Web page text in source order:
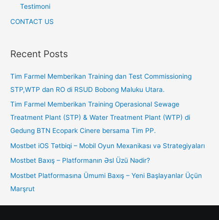
Testimoni
CONTACT US
Recent Posts
Tim Farmel Memberikan Training dan Test Commissioning
STP,WTP dan RO di RSUD Bobong Maluku Utara.
Tim Farmel Memberikan Training Operasional Sewage
Treatment Plant (STP) & Water Treatment Plant (WTP) di
Gedung BTN Ecopark Cinere bersama Tim PP.
Mostbet iOS Tətbiqi – Mobil Oyun Mexanikası və Strategiyaları
Mostbet Baxış – Platformanın Əsl Üzü Nədir?
Mostbet Platformasına Ümumi Baxış – Yeni Başlayanlar Üçün
Marşrut